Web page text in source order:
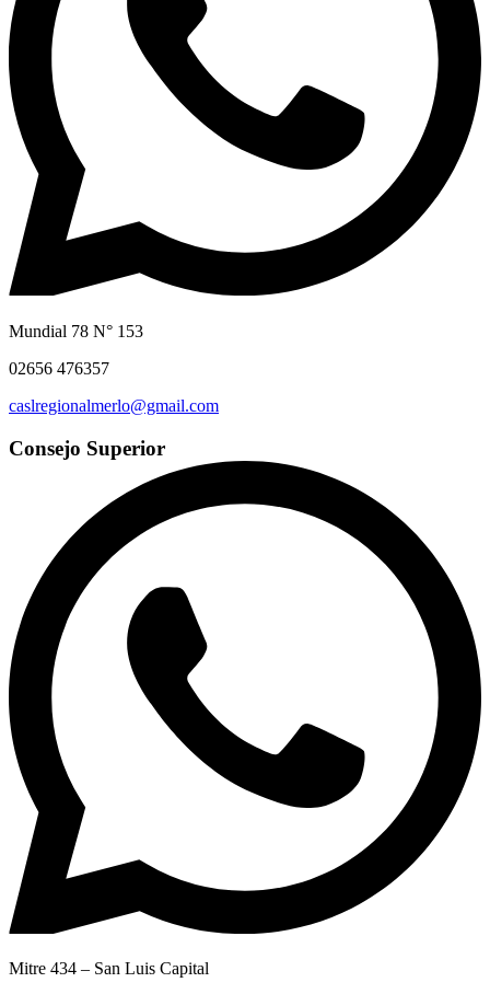
Mundial 78 N° 153
02656 476357
caslregionalmerlo@gmail.com
Consejo Superior
Mitre 434 – San Luis Capital